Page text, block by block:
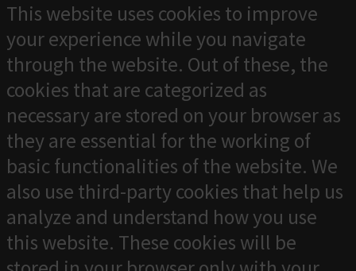
This website uses cookies to improve
your experience while you navigate
through the website. Out of these, the
cookies that are categorized as
necessary are stored on your browser as
they are essential for the working of
basic functionalities of the website. We
also use third-party cookies that help us
analyze and understand how you use
this website. These cookies will be